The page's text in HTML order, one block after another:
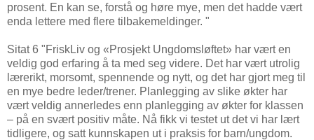
prosent. En kan se, forstå og høre mye, men det hadde vært
enda lettere med flere tilbakemeldinger. "
Sitat 6 "FriskLiv og «Prosjekt Ungdomsløftet» har vært en
veldig god erfaring å ta med seg videre. Det har vært utrolig
lærerikt, morsomt, spennende og nytt, og det har gjort meg til
en mye bedre leder/trener. Planlegging av slike økter har
vært veldig annerledes enn planlegging av økter for klassen
– på en svært positiv måte. Nå fikk vi testet ut det vi har lært
tidligere, og satt kunnskapen ut i praksis for barn/ungdom.